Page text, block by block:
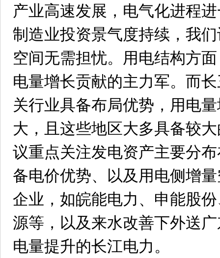
产业高速发展，电气化进程
制造业投资景气度持续，我
空间无需担忧。用电结构方
电量增长贡献的主力军。而
关行业具备布局优势，用电
大，且这些地区大多具备较
议重点关注发电资产主要分
备电价优势、以及用电侧增
企业，如皖能电力、申能股
源等，以及来水改善下外送
电量提升的长江电力。